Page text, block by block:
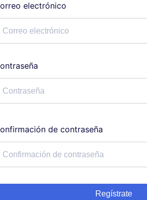
electrónico
de contraseña
Regístrate